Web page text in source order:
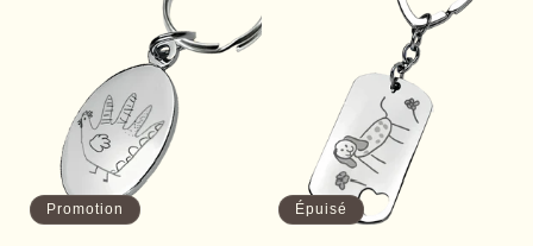
Promotion Épuisé